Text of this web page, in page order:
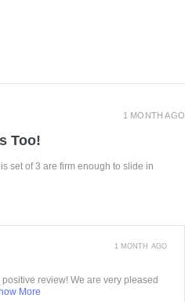
1 MONTH AGO
Too!
set of 3 are firm enough to slide in
review! We are very pleased
More
1 MONTH AGO